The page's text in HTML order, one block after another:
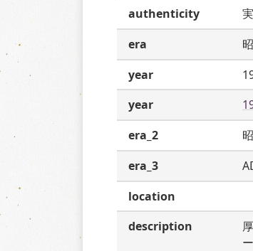
authenticity
era
year
year
era_2
era_3
location
description